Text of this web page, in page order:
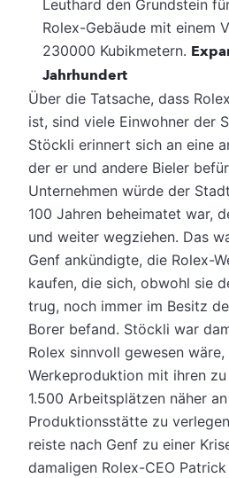
Leuthard den Grundstein
Rolex-Gebäude mit einem
230000 Kubikmetern.
Jahrhundert
Über die Tatsache, dass
ist, sind viele Einwohner der
Stöckli erinnert sich an eine
der er und andere Bieler
Unternehmen würde der
100 Jahren beheimatet war,
und weiter wegziehen. Das
Genf ankündigte, die Rolex-
kaufen, die sich, obwohl sie
trug, noch immer im Besitz
Borer befand. Stöckli war
Rolex sinnvoll gewesen wäre,
Werkeproduktion mit ihren
1.500 Arbeitsplätzen näher
Produktionsstätte zu
reiste nach Genf zu einer
damaligen Rolex-CEO